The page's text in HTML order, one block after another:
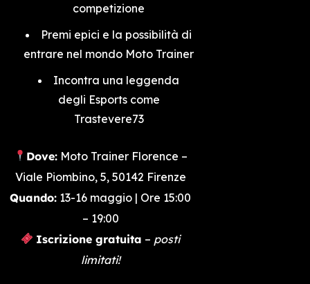
competizione
Premi epici e la possibilità di
entrare nel mondo Moto Trainer
Incontra una leggenda
degli Esports come
Trastevere73
Dove:Moto Trainer Florence –
Viale Piombino, 5, 50142 Firenze
Quando: 13-16 maggio | Ore 15:00
– 19:00
Iscrizione gratuita – posti
limitati!